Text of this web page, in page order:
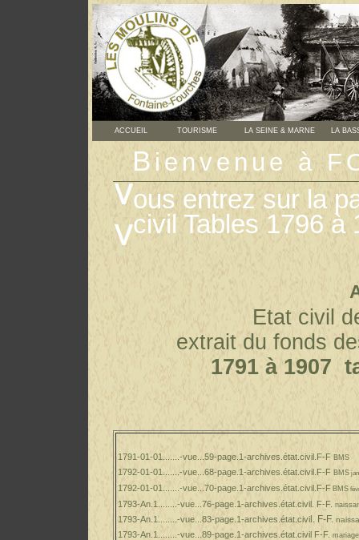
ACCUEIL TOURISME LA SEINE & MARNE LA
B ienvenue à
ous entrez sur la
civil Tables 1796 à
Etat civil
extrait du fonds
1791 à 1907
1791-01-01.......-vue...59-page.1-archives.état.civil.F-F BMS
1792-01-01.......-vue...68-page.1-archives.état.civil.F-F BMS
1792-01-01.......-vue...70-page.1-archives.état.civil.F-F BMS
1793-An.1........-vue...76-page.1-archives.état.civil. F-F.
1793-An.1........-vue...83-page.1-archives. état.civil F-F.
1793-An.1........-vue...89-page.1-archives.état.civil F-F.